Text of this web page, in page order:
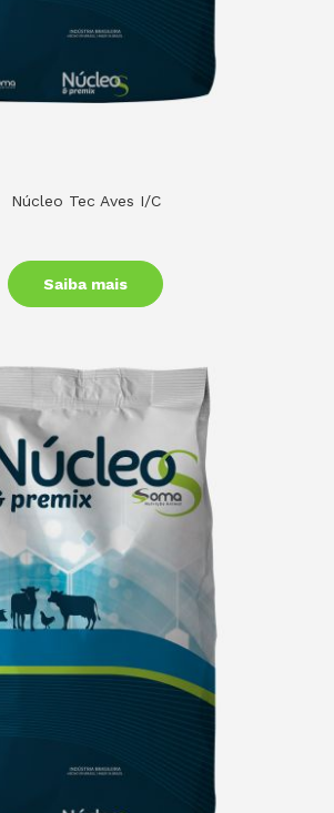
Núcleo Tec Aves I/C
Saiba mais